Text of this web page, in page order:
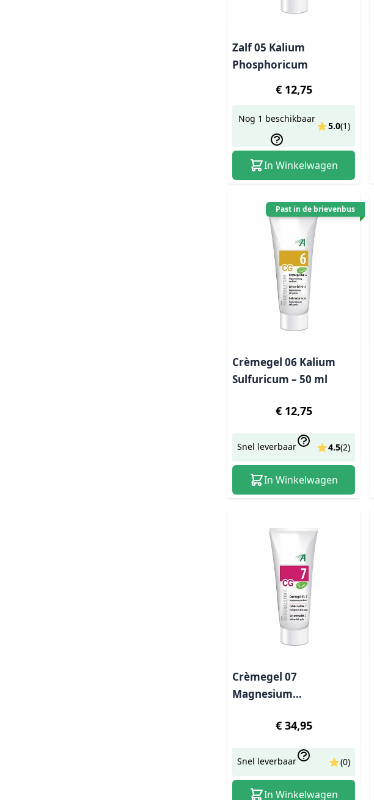
Zalf 05 Kalium
Phosphoricum
€ 12,75
Nog 1 beschikbaar
5.0(1)
In Winkelwagen
Past in de brievenbus
Crèmegel 06 Kalium
Sulfuricum – 50 ml
€ 12,75
Snel leverbaar 4.5(2)
In Winkelwagen
Crèmegel 07
Magnesium
€ 34,95
Snel leverbaar (0)
In Winkelwagen